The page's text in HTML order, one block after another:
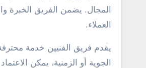
المجال. يضمن الفريق الخبرة
العملاء.
يقدم فريق الفنيين خدمة
الجوية أو الزمنية، يمكن